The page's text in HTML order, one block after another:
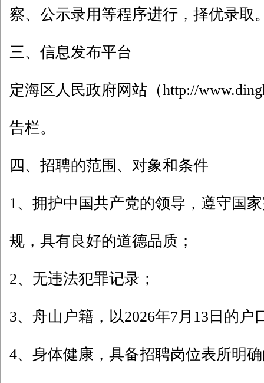
察、公示录用等程序进行，择优录取
三、信息发布平台
定海区人民政府网站（http://
告栏。
四、招聘的范围、对象和条件
1、拥护中国共产党的领导，遵守国
规，具有良好的道德品质；
2、无违法犯罪记录；
3、舟山户籍，以2026年7月13日的户
4、身体健康，具备招聘岗位表所明